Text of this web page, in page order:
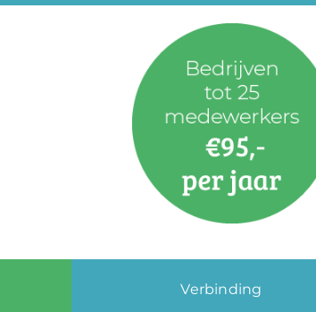
Verbinding